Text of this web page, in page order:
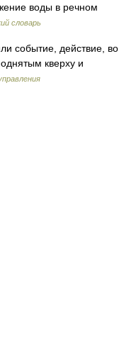
воды в речном
словарь
событие, действие, во
кверху и